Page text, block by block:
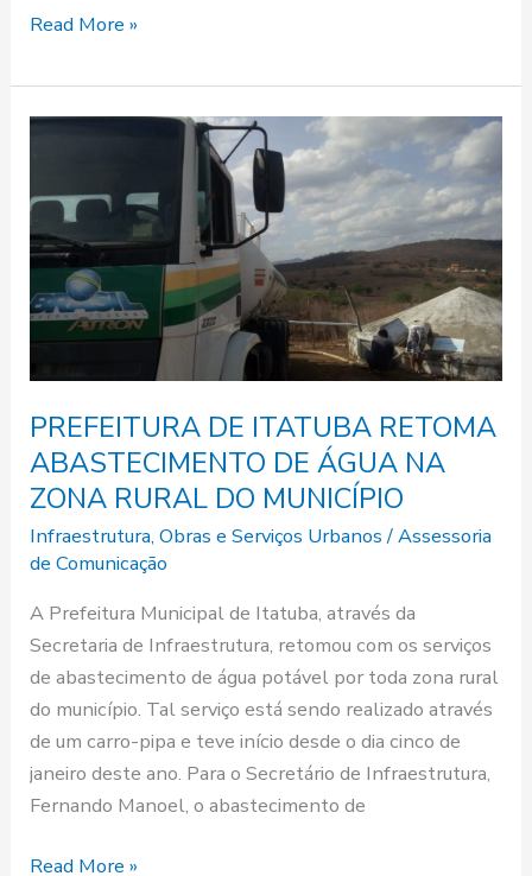
Read More »
PREFEITURA DE ITATUBA RETOMA
ABASTECIMENTO DE ÁGUA NA
ZONA RURAL DO MUNICÍPIO
Infraestrutura,Obras e Serviços Urbanos/Assessoria
de Comunicação
A Prefeitura Municipal de Itatuba, através da
Secretaria de Infraestrutura, retomou com os serviços
de abastecimento de água potável por toda zona rural
do município. Tal serviço está sendo realizado através
de um carro-pipa e teve início desde o dia cinco de
janeiro deste ano. Para o Secretário de Infraestrutura,
Fernando Manoel, o abastecimento de
PREFEITURA
ITATUBA
RETOMA
ABASTECIMENTO
DE
ÁGUA
ZONA
RURAL
DO
MUNICÍPIO
Read More »